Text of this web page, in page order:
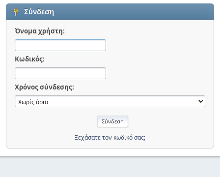
Σύνδεση
Όνομα χρήστη:
Κωδικός:
Χρόνος σύνδεσης:
Ξεχάσατε τον κωδικό σας;